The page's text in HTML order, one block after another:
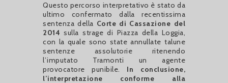
Questo percorso interpretativo è stato da
ultimo confermato dalla recentissima
sentenza della Corte di Cassazione del
2014 sulla strage di Piazza della Loggia,
con la quale sono state annullate talune
sentenze assolutorie ritenendo
l’imputato Tramonti un agente
provocatore punibile. In conclusione,
l’interpretazione conforme alla